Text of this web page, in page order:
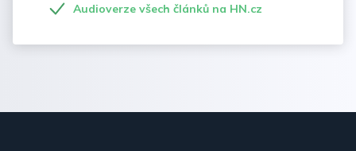
Audioverze všech článků na HN.cz